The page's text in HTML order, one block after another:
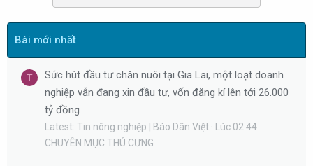
Bài mới nhất
T
Sức hút đầu tư chăn nuôi tại Gia Lai, một loạt doanh
nghiệp vẫn đang xin đầu tư, vốn đăng kí lên tới 26.000
tỷ đồng
Latest: Tin nông nghiệp | Báo Dân Việt
Lúc 02:44
CHUYÊN MỤC THÚ CƯNG